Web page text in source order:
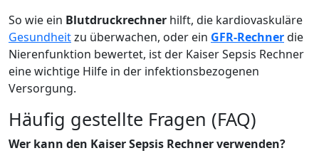
So wie ein Blutdruckrechner hilft, die kardiovaskuläre
Gesundheitzu überwachen, oder ein GFR-Rechnerdie
Nierenfunktion bewertet, ist der Kaiser Sepsis Rechner
eine wichtige Hilfe in der infektionsbezogenen
Versorgung.
Häufig gestellte Fragen (FAQ)
Wer kann den Kaiser Sepsis Rechner verwenden?